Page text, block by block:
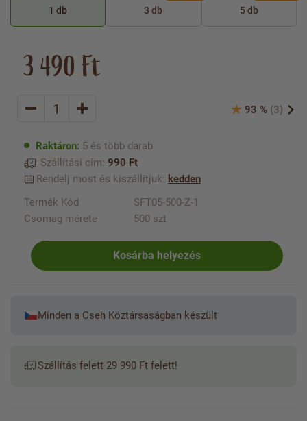
1 db 3 db 5 db
93 % (3)
3 490 Ft
Raktáron: 5 és több darab
Szállítási cím: 990 Ft
Rendelj most és kiszállítjuk: kedden
Termék Kód
SFT05-500-Z-1
Csomag mérete
500 szt
Kosárba helyezés
Minden a Cseh Köztársaságban készült
Szállítás felett 29 990 Ft felett!